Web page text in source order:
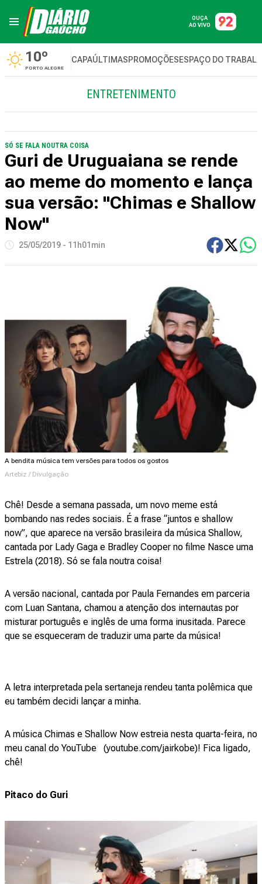
OUÇA
AO VIVO
10º
PORTO ALEGRE
CAPAÚLTIMASPROMOÇÕESESPAÇO DO
ENTRETENIMENTO
SÓ SE FALA NOUTRA COISA
Guri de Uruguaiana se rende
ao meme do momento e lança
sua versão: "Chimas e Shallow
Now"
25/05/2019 - 11h01min
A bendita música tem versões para todos os gostos
Artebiz / Divulgação
Chê! Desde a semana passada, um novo meme está
bombando nas redes sociais. É a frase “juntos e shallow
now”, que aparece na versão brasileira da música Shallow,
cantada por Lady Gaga e Bradley Cooper no filme Nasce uma
Estrela (2018). Só se fala noutra coisa!
A versão nacional, cantada por Paula Fernandes em parceria
com Luan Santana, chamou a atenção dos internautas por
misturar português e inglês de uma forma inusitada. Parece
que se esqueceram de traduzir uma parte da música!
A letra interpretada pela sertaneja rendeu tanta polêmica que
eu também decidi lançar a minha.
A música Chimas e Shallow Now estreia nesta quarta-feira, no
meu canal do YouTube (youtube.com/jairkobe)! Fica ligado,
chê!
Pitaco do Guri